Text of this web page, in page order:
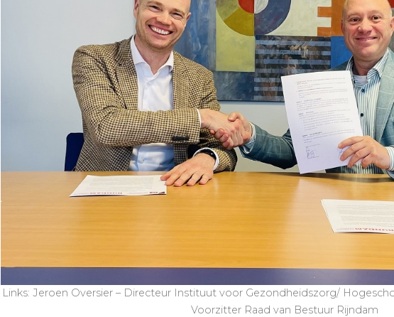
Links: Jeroen Oversier – Directeur Instituut voor Gezondheidszorg/
Voorzitter Raad van Bestuur Rijndam